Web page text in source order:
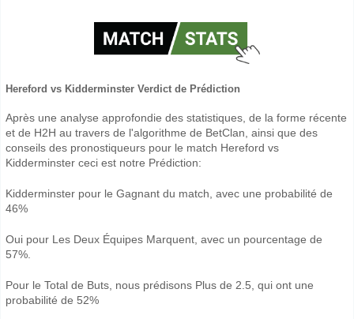
Hereford vs Kidderminster Verdict de Prédiction
Après une analyse approfondie des statistiques, de la forme récente
et de H2H au travers de l'algorithme de BetClan, ainsi que des
conseils des pronostiqueurs pour le match Hereford vs
Kidderminster ceci est notre Prédiction:
Kidderminster pour le Gagnant du match, avec une probabilité de
46%
Oui pour Les Deux Équipes Marquent, avec un pourcentage de
57%.
Pour le Total de Buts, nous prédisons Plus de 2.5, qui ont une
probabilité de 52%